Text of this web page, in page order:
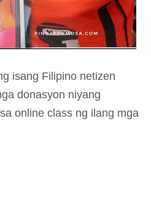
isang Filipino netizen
donasyon niyang
online class ng ilang mga